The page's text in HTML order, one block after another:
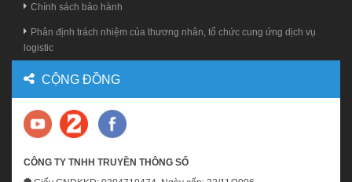
Chính sách bảo hành
Phân định trách nhiệm của thương nhân, tổ chức cung ứng dịch vụ
logistic
CỘNG ĐỒNG
CÔNG TY TNHH TRUYỀN THÔNG SỐ